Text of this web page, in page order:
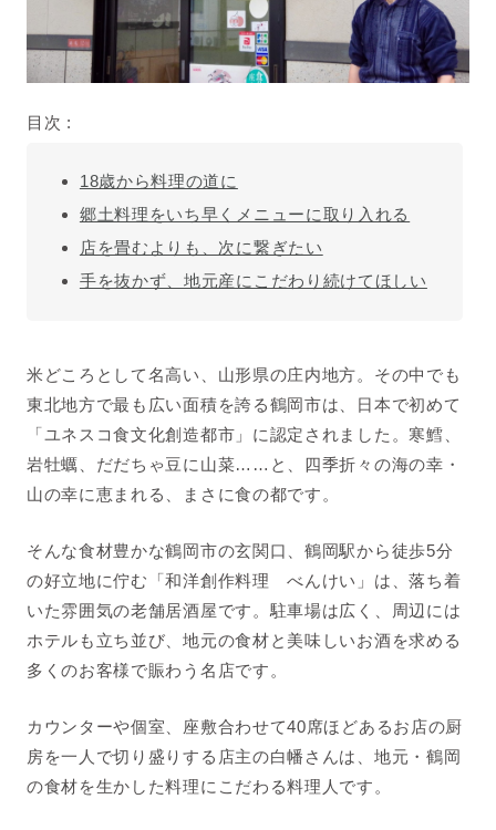
目次 :
18歳から料理の道に
郷土料理をいち早くメニューに取り入れる
店を畳むよりも、次に繋ぎたい
手を抜かず、地元産にこだわり続けてほしい
米どころとして名高い、山形県の庄内地方。その中でも
東北地方で最も広い面積を誇る鶴岡市は、日本で初めて
「ユネスコ食文化創造都市」に認定されました。寒鱈、
岩牡蠣、だだちゃ豆に山菜……と、四季折々の海の幸・
山の幸に恵まれる、まさに食の都です。
そんな食材豊かな鶴岡市の玄関口、鶴岡駅から徒歩5分
の好立地に佇む「和洋創作料理 べんけい」は、落ち着
いた雰囲気の老舗居酒屋です。駐車場は広く、周辺には
ホテルも立ち並び、地元の食材と美味しいお酒を求める
多くのお客様で賑わう名店です。
カウンターや個室、座敷合わせて40席ほどあるお店の厨
房を一人で切り盛りする店主の白幡さんは、地元・鶴岡
の食材を生かした料理にこだわる料理人です。